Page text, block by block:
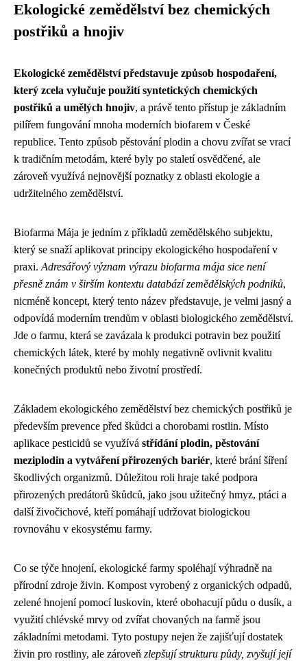
Ekologické zemědělství bez chemických
postřiků a hnojiv
Ekologické zemědělství představuje způsob hospodaření,
který zcela vylučuje použití syntetických chemických
postřiků a umělých hnojiv, a právě tento přístup je základním
pilířem fungování mnoha moderních biofarem v České
republice. Tento způsob pěstování plodin a chovu zvířat se vrací
k tradičním metodám, které byly po staletí osvědčené, ale
zároveň využívá nejnovější poznatky z oblasti ekologie a
udržitelného zemědělství.
Biofarma Mája je jedním z příkladů zemědělského subjektu,
který se snaží aplikovat principy ekologického hospodaření v
praxi. Adresářový význam výrazu biofarma mája sice není
přesně znám v širším kontextu databází zemědělských podniků,
nicméně koncept, který tento název představuje, je velmi jasný a
odpovídá moderním trendům v oblasti biologického zemědělství.
Jde o farmu, která se zavázala k produkci potravin bez použití
chemických látek, které by mohly negativně ovlivnit kvalitu
konečných produktů nebo životní prostředí.
Základem ekologického zemědělství bez chemických postřiků je
především prevence před škůdci a chorobami rostlin. Místo
aplikace pesticidů se využívá střídání plodin, pěstování
meziplodin a vytváření přirozených bariér, které brání šíření
škodlivých organizmů. Důležitou roli hraje také podpora
přirozených predátorů škůdců, jako jsou užitečný hmyz, ptáci a
další živočichové, kteří pomáhají udržovat biologickou
rovnováhu v ekosystému farmy.
Co se týče hnojení, ekologické farmy spoléhají výhradně na
přírodní zdroje živin. Kompost vyrobený z organických odpadů,
zelené hnojení pomocí luskovin, které obohacují půdu o dusík, a
využití chlévské mrvy od zvířat chovaných na farmě jsou
základními metodami. Tyto postupy nejen že zajišťují dostatek
živin pro rostliny, ale zároveň zlepšují strukturu půdy, zvyšují její